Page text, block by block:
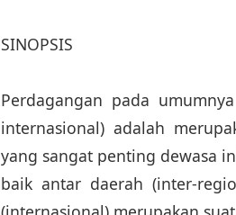
SINOPSIS
Perdagangan pada
internasional) adalah
yang sangat penting dewasa
baik antar daerah (inter-